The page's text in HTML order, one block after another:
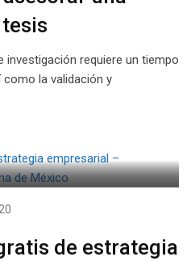
investigación requiere un tiempo
como la validación y
de estrategia